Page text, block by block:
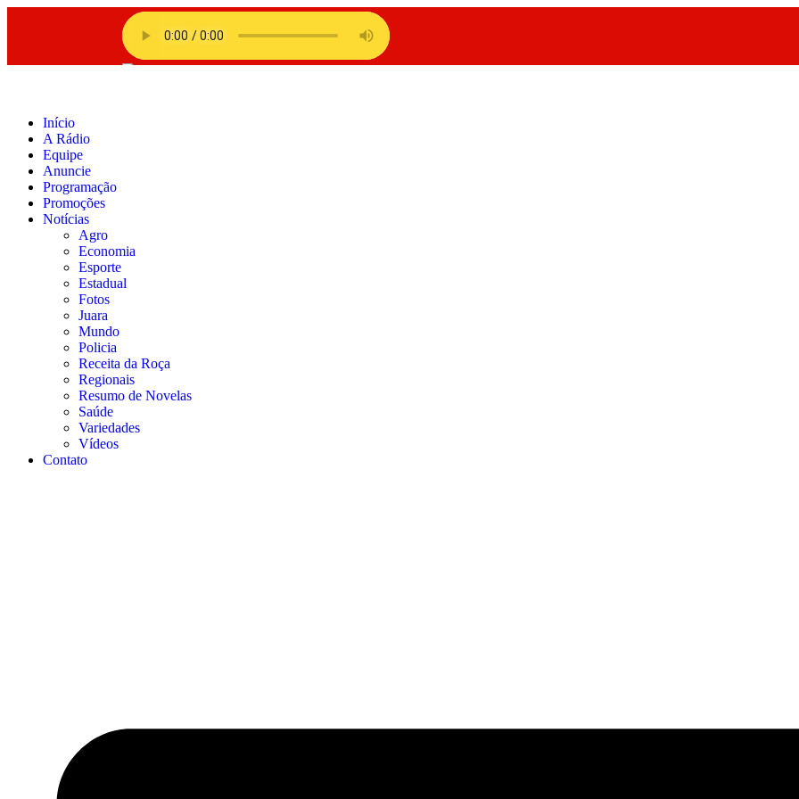
Início
A Rádio
Equipe
Anuncie
Programação
Promoções
Notícias
Agro
Economia
Esporte
Estadual
Fotos
Juara
Mundo
Policia
Receita da Roça
Regionais
Resumo de Novelas
Saúde
Variedades
Vídeos
Contato